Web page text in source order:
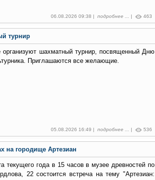
06.08.2026 09:38 | подробнее ... 463
турнир
организуют шахматный турнир, посвященный Дню
Приглашаются все желающие.
05.08.2026 16:49 | подробнее ... | 536
на городище Артезиан
текущего года в 15 часов в музее древностей по
22 состоится встреча на тему "Артезиан: